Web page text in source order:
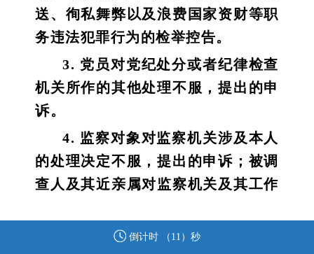
送、徇私舞弊以及浪费国家资财等职
务违法犯罪行为的检举控告。
3. 党员对党纪处分或者纪律检查
机关所作的其他处理不服，提出的申
诉。
4. 监察对象对监察机关涉及本人
的处理决定不服，提出的申诉；被调
查人及其近亲属对监察机关及其工作
法权益的行为，提出的申诉。
倒计时 （ 11 ）秒